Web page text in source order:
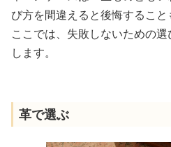
び方を間違えると後悔すること
ここでは、失敗しないための
します。
革で選ぶ